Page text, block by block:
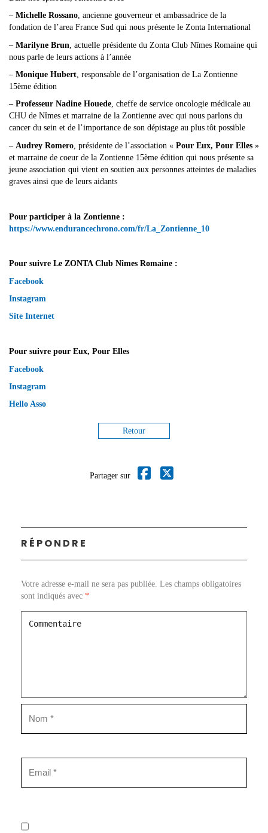
– Michelle Rossano, ancienne gouverneur et ambassadrice de la
fondation de l’area France Sud qui nous présente le Zonta International
– Marilyne Brun , actuelle présidente du Zonta Club Nîmes Romaine qui
nous parle de leurs actions à l’année
– Monique Hubert, responsable de l’organisation de La Zontienne
15ème édition
– Professeur Nadine Houede, cheffe de service oncologie médicale au
CHU de Nîmes et marraine de la Zontienne avec qui nous parlons du
cancer du sein et de l’importance de son dépistage au plus tôt possible
– Audrey Romero , présidente de l’association « Pour Eux, Pour Elles »
et marraine de coeur de la Zontienne 15ème édition qui nous présente sa
jeune association qui vient en soutien aux personnes atteintes de maladies
graves ainsi que de leurs aidants
Pour participer à la Zontienne :
https://www.endurancechrono.com/fr/La_Zontienne_10
Pour suivre Le ZONTA Club Nîmes Romaine :
Facebook
Instagram
Site Internet
Pour suivre pour Eux, Pour Elles
Facebook
Instagram
Hello Asso
Retour
Partager sur
RÉPONDRE
Votre adresse e-mail ne sera pas publiée. Les champs obligatoires
sont indiqués avec *